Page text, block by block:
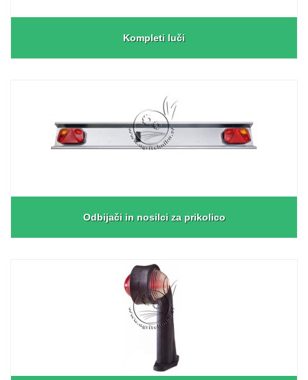
Kompleti luči
Odbijači in nosilci za prikolico